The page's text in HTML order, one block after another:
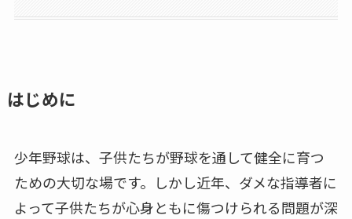
はじめに
少年野球は、子供たちが野球を通して健全に育つ
ための大切な場です。しかし近年、ダメな指導者に
よって子供たちが心身ともに傷つけられる問題が深